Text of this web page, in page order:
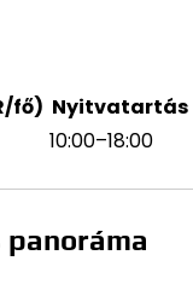
fő) Nyitvatartás
10:00–18:00